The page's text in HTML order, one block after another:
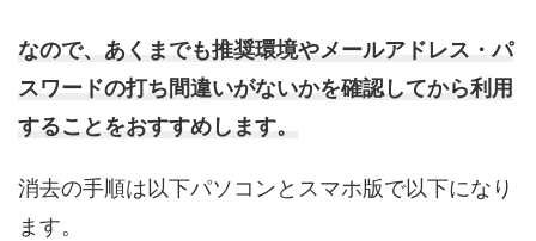
なので、あくまでも推奨環境やメールアドレス・パ
スワードの打ち間違いがないかを確認してから利用
することをおすすめします。
消去の手順は以下パソコンとスマホ版で以下になり
ます。